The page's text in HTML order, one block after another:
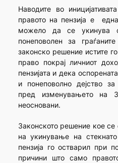
Наводите во
правото на пензија е
можело да се укинува
понеповолен за
законско решение истите
право покрај личниот
пензијата и дека
и понеповолно дејство
пред изменувањето на
неосновани.
Законското решение кое
на укинување на
пензија го остварил при
причини што само